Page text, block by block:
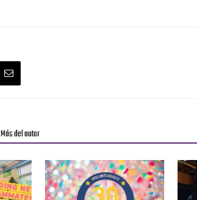
Más del autor